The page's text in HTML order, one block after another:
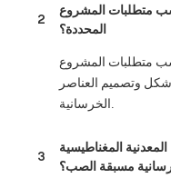
2
متطلبات المشروع
المحددة؟
متطلبات المشروع
وتصميم العناصر
الخرسانية.
3
المغناطيسية
مسبقة الصب؟